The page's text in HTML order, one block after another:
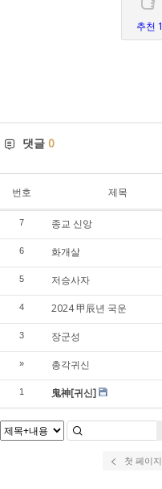
추천 1
댓글 0
번호 제목
7 종교 신앙
6 화개살
5 저승사자
4 2024 甲辰년 국운
3 장군성
» 총각귀신
1 鬼神[귀신]
첫 페이지